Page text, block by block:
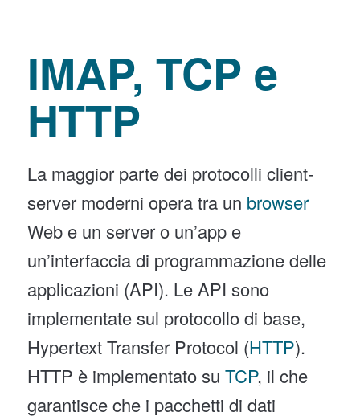
IMAP, TCP e
HTTP
La maggior parte dei protocolli client-
server moderni opera tra un browser
Web e un server o un’app e
un’interfaccia di programmazione delle
applicazioni (API). Le API sono
implementate sul protocollo di base,
Hypertext Transfer Protocol (HTTP).
HTTP è implementato su TCP, il che
garantisce che i pacchetti di dati